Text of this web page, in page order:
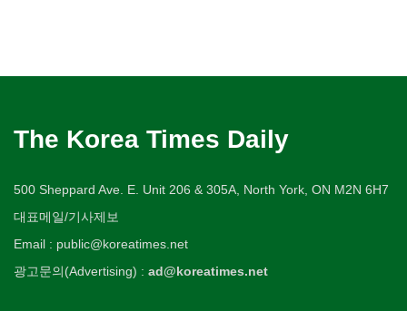
The Korea Times Daily
500 Sheppard Ave. E. Unit 206 & 305A, North York, ON M2N 6H7
대표메일/기사제보
Email : public@koreatimes.net
광고문의(Advertising) : ad@koreatimes.net